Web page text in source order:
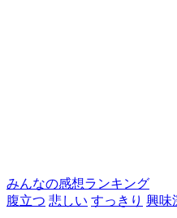
みんなの感想ランキング
腹立つ 悲しい すっきり 興味